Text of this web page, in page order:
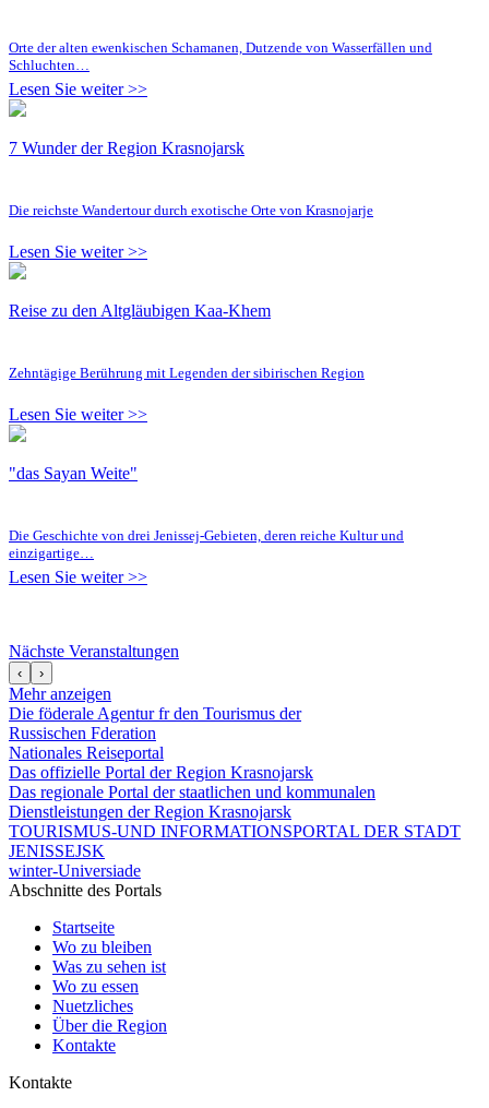
Orte der alten ewenkischen Schamanen, Dutzende von Wasserfällen und
Schluchten…
Lesen Sie weiter >>
7 Wunder der Region Krasnojarsk
Die reichste Wandertour durch exotische Orte von Krasnojarje
Lesen Sie weiter >>
Reise zu den Altgläubigen Kaa-Khem
Zehntägige Berührung mit Legenden der sibirischen Region
Lesen Sie weiter >>
"das Sayan Weite"
Die Geschichte von drei Jenissej-Gebieten, deren reiche Kultur und
einzigartige…
Lesen Sie weiter >>
Nächste Veranstaltungen
‹ ›
Mehr anzeigen
Die föderale Agentur fr den Tourismus der
Russischen Fderation
Nationales Reiseportal
Das offizielle Portal der Region Krasnojarsk
Das regionale Portal der staatlichen und kommunalen
Dienstleistungen der Region Krasnojarsk
TOURISMUS-UND INFORMATIONSPORTAL DER STADT
JENISSEJSK
winter-Universiade
Abschnitte des Portals
Startseite
Wo zu bleiben
Was zu sehen ist
Wo zu essen
Nuetzliches
Über die Region
Kontakte
Kontakte